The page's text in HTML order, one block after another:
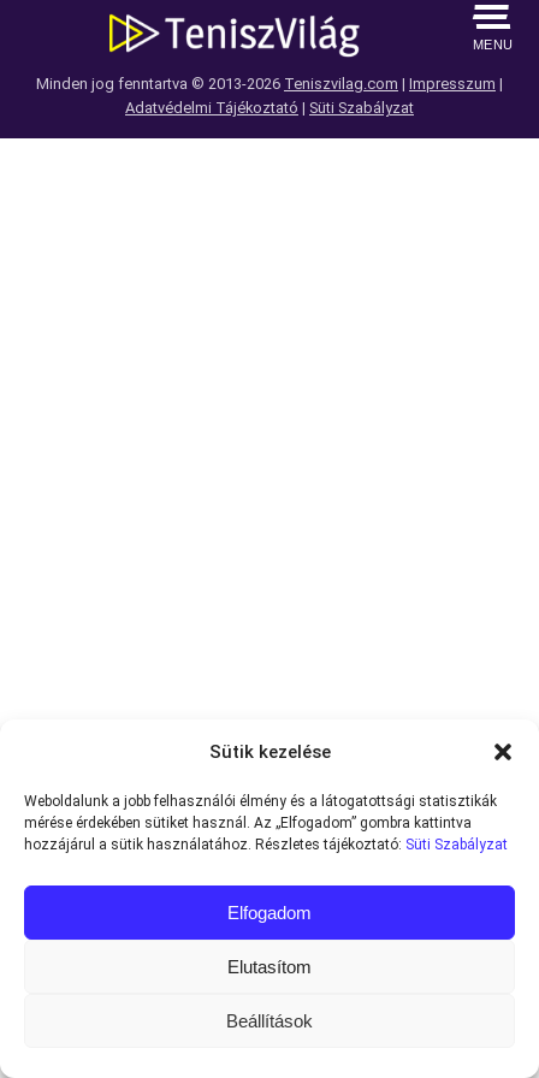
Sütik kezelése
Weboldalunk a jobb felhasználói élmény és a látogatottsági statisztikák
mérése érdekében sütiket használ. Az „Elfogadom” gombra kattintva
hozzájárul a sütik használatához. Részletes tájékoztató: Süti Szabályzat
Elfogadom
Elutasítom
Beállítások
MENU
Minden jog fenntartva © 2013-2026 Teniszvilag.com | Impresszum |
Adatvédelmi Tájékoztató | Süti Szabályzat